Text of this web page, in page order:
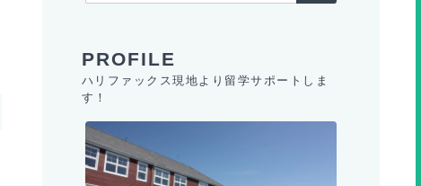
ハリファックス現地より留学サポートしま
す！